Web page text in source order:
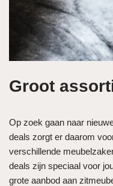
Groot
Op zoek gaan naar
deals zorgt er daarom
verschillende
deals zijn speciaal voor
grote aanbod aan